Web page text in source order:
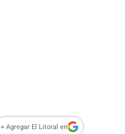
+ Agregar El Litoral en